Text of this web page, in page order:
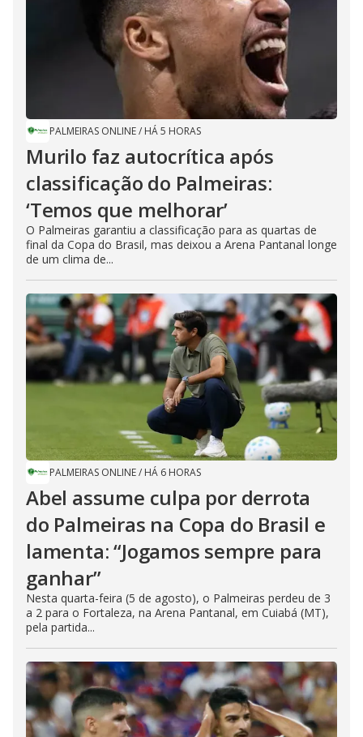
PALMEIRAS ONLINE/ HÁ 5 HORAS
Murilo faz autocrítica após
classificação do Palmeiras:
‘Temos que melhorar’
O Palmeiras garantiu a classificação para as quartas de
final da Copa do Brasil, mas deixou a Arena Pantanal longe
de um clima de...
PALMEIRAS ONLINE/ HÁ 6 HORAS
Abel assume culpa por derrota
do Palmeiras na Copa do Brasil e
lamenta: “Jogamos sempre para
ganhar”
Nesta quarta-feira (5 de agosto), o Palmeiras perdeu de 3
a 2 para o Fortaleza, na Arena Pantanal, em Cuiabá (MT),
pela partida...